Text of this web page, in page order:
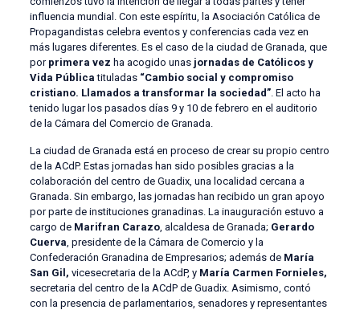
influencia mundial. Con este espíritu, la Asociación Católica de
Propagandistas celebra eventos y conferencias cada vez en
más lugares diferentes. Es el caso de la ciudad de Granada, que
por primera vez ha acogido unas jornadas de Católicos y
Vida Pública tituladas “Cambio social y compromiso
cristiano. Llamados a transformar la sociedad”. El acto ha
tenido lugar los pasados días 9 y 10 de febrero en el auditorio
de la Cámara del Comercio de Granada.
La ciudad de Granada está en proceso de crear su propio centro
de la ACdP. Estas jornadas han sido posibles gracias a la
colaboración del centro de Guadix, una localidad cercana a
Granada. Sin embargo, las jornadas han recibido un gran apoyo
por parte de instituciones granadinas. La inauguración estuvo a
cargo de Marifran Carazo, alcaldesa de Granada; Gerardo
Cuerva , presidente de la Cámara de Comercio y la
Confederación Granadina de Empresarios; además de María
San Gil, vicesecretaria de la ACdP, y María Carmen Fornieles,
secretaria del centro de la ACdP de Guadix. Asimismo, contó
con la presencia de parlamentarios, senadores y representantes